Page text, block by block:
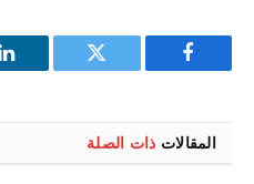
فيسبوك تويتر
المقالات ذات الصلة